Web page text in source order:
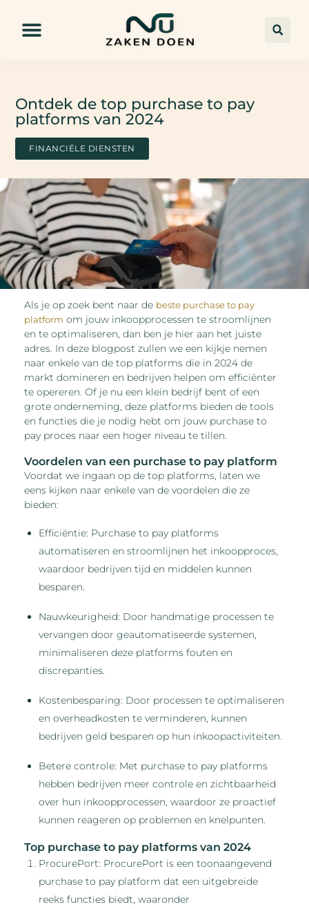
Ontdek de top purchase to pay
platforms van 2024
FINANCIËLE DIENSTEN
Als je op zoek bent naar de beste purchase to pay
platform om jouw inkoopprocessen te stroomlijnen
en te optimaliseren, dan ben je hier aan het juiste
adres. In deze blogpost zullen we een kijkje nemen
naar enkele van de top platforms die in 2024 de
markt domineren en bedrijven helpen om efficiënter
te opereren. Of je nu een klein bedrijf bent of een
grote onderneming, deze platforms bieden de tools
en functies die je nodig hebt om jouw purchase to
pay proces naar een hoger niveau te tillen.
Voordelen van een purchase to pay platform
Voordat we ingaan op de top platforms, laten we
eens kijken naar enkele van de voordelen die ze
bieden:
Efficiëntie: Purchase to pay platforms
automatiseren en stroomlijnen het inkoopproces,
waardoor bedrijven tijd en middelen kunnen
besparen.
Nauwkeurigheid: Door handmatige processen te
vervangen door geautomatiseerde systemen,
minimaliseren deze platforms fouten en
discrepanties.
Kostenbesparing: Door processen te optimaliseren
en overheadkosten te verminderen, kunnen
bedrijven geld besparen op hun inkoopactiviteiten.
Betere controle: Met purchase to pay platforms
hebben bedrijven meer controle en zichtbaarheid
over hun inkoopprocessen, waardoor ze proactief
kunnen reageren op problemen en knelpunten.
Top purchase to pay platforms van 2024
ProcurePort: ProcurePort is een toonaangevend
purchase to pay platform dat een uitgebreide
reeks functies biedt, waaronder